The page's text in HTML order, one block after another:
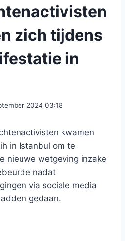
zich tijdens
in
2024 03:18
kwamen
in Istanbul om te
nieuwe wetgeving inzake
nadat
via sociale media
gedaan.